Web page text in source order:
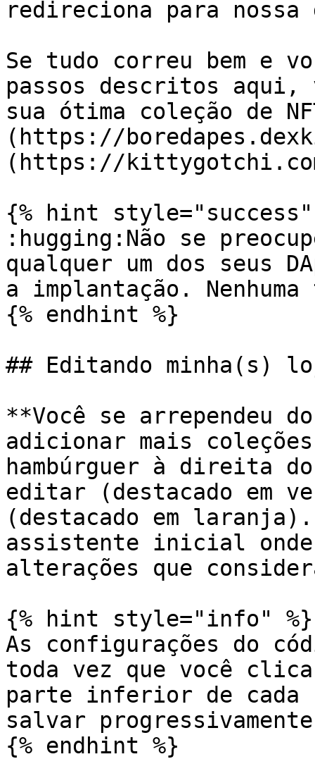
redireciona para nossa
Se tudo correu bem e
passos descritos aqui,
sua ótima coleção de
(https://
(https://
{% hint style="success"
:hugging:Não se
qualquer um dos seus
a implantação.
{% endhint %}
## Editando minha(s)
**Você se arrependeu
adicionar mais
hambúrguer à direita
editar (destacado em
(destacado em
assistente inicial onde
alterações que
{% hint style="info" %}
As configurações do
toda vez que você clica
parte inferior de cada
salvar
{% endhint %}